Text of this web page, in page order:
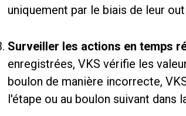
uniquement par le biais de leur
Surveiller les actions en temps
enregistrées, VKS vérifie les
boulon de manière incorrecte,
l'étape ou au boulon suivant dans